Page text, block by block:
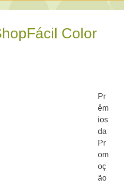
Color
Pr
êm
ios
da
Pr
om
oç
ão